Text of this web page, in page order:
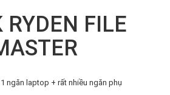
RYDEN FILE
ngăn laptop + rất nhiều ngăn phụ